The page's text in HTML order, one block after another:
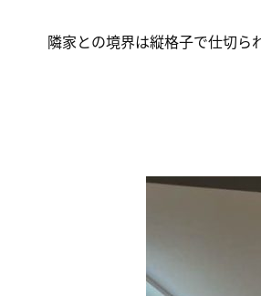
隣家との境界は縦格子で仕切ら